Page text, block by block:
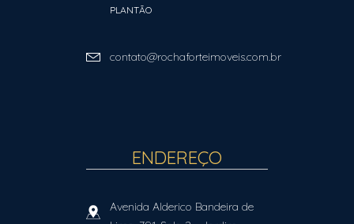
PLANTÃO
contato@rochaforteimoveis.com.br
ENDEREÇO
Avenida Alderico Bandeira de